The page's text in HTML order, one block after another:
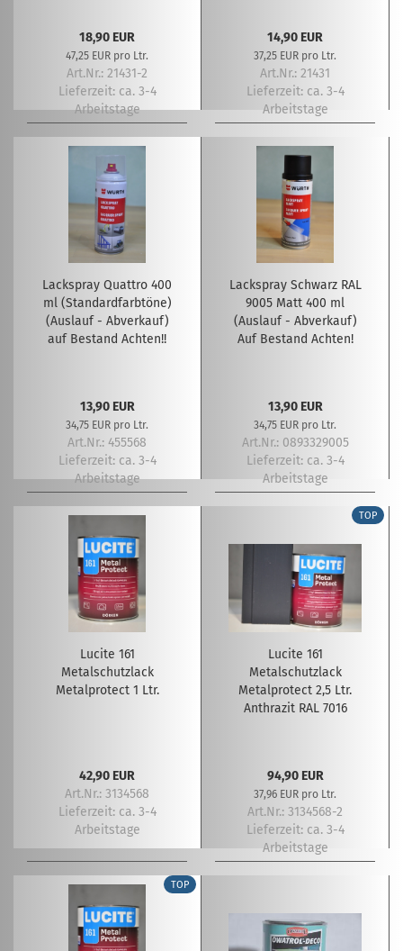
18,90 EUR
47,25 EUR pro Ltr.
Art.Nr.: 21431-2
Lieferzeit: ca. 3-4
Arbeitstage
14,90 EUR
37,25 EUR pro Ltr.
Art.Nr.: 21431
Lieferzeit: ca. 3-4
Arbeitstage
Lackspray Quattro 400
ml (Standardfarbtöne)
(Auslauf - Abverkauf)
auf Bestand Achten!!
13,90 EUR
34,75 EUR pro Ltr.
Art.Nr.: 455568
Lieferzeit: ca. 3-4
Arbeitstage
Lackspray Schwarz RAL
9005 Matt 400 ml
(Auslauf - Abverkauf)
Auf Bestand Achten!
13,90 EUR
34,75 EUR pro Ltr.
Art.Nr.: 0893329005
Lieferzeit: ca. 3-4
Arbeitstage
Lucite 161
Metalschutzlack
Metalprotect 1 Ltr.
42,90 EUR
Art.Nr.: 3134568
Lieferzeit: ca. 3-4
Arbeitstage
TOP
Lucite 161
Metalschutzlack
Metalprotect 2,5 Ltr.
Anthrazit RAL 7016
94,90 EUR
37,96 EUR pro Ltr.
Art.Nr.: 3134568-2
Lieferzeit: ca. 3-4
Arbeitstage
TOP